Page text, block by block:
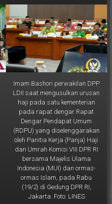
Imam Bashori perwakilan DPP
LDII saat mengusulkan urusan
haji pada satu kementerian
pada rapat dengar Rapat
Dengar Pendapat Umum
(RDPU) yang diselenggarakan
oleh Panitia Kerja (Panja) Haji
dan Umrah Komisi VIII DPR RI
bersama Majelis Ulama
Indonesia (MUI) dan ormas-
ormas Islam, pada Rabu
(19/2) di Gedung DPR RI,
Jakarta. Foto: LINES